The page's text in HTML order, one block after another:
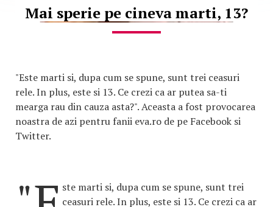
Mai sperie pe cineva marti, 13?
"Este marti si, dupa cum se spune, sunt trei ceasuri
rele. In plus, este si 13. Ce crezi ca ar putea sa-ti
mearga rau din cauza asta?". Aceasta a fost provocarea
noastra de azi pentru fanii eva.ro de pe Facebook si
Twitter.
ste marti si, dupa cum se spune, sunt trei
ceasuri rele. In plus, este si 13. Ce crezi ca ar